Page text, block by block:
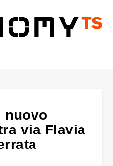
nuovo
via Flavia